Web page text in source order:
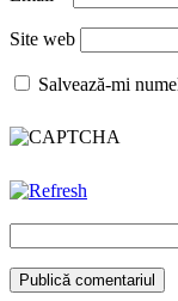
Site web
Salvează-mi